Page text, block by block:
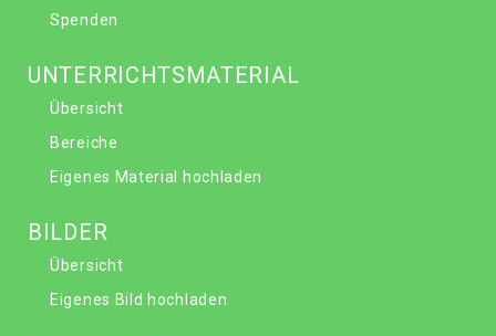
Spenden
UNTERRICHTSMATERIAL
Übersicht
Bereiche
Eigenes Material hochladen
BILDER
Übersicht
Eigenes Bild hochladen